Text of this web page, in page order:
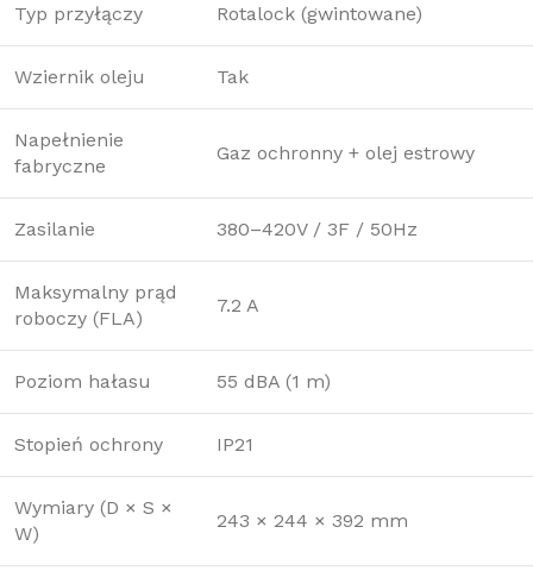
Typ przyłączy Rotalock (gwintowane)
Wziernik oleju Tak
Napełnienie
fabryczne
Gaz ochronny + olej estrowy
Zasilanie 380–420V / 3F / 50Hz
Maksymalny prąd
roboczy (FLA)
7.2 A
Poziom hałasu 55 dBA (1 m)
Stopień ochrony IP21
Wymiary (D × S ×
W)
243 × 244 × 392 mm